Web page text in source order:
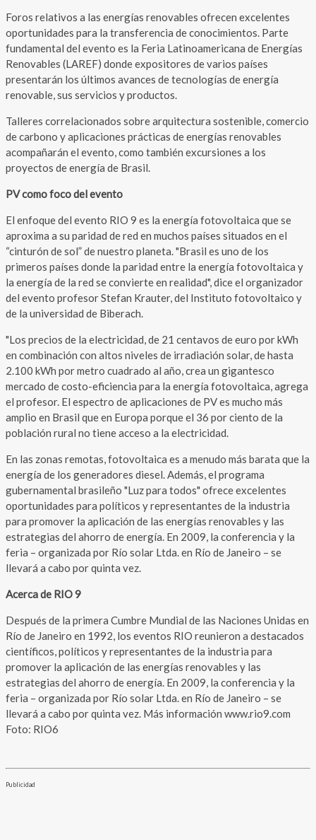
Foros relativos a las energías renovables ofrecen excelentes
oportunidades para la transferencia de conocimientos. Parte
fundamental del evento es la Feria Latinoamericana de Energías
Renovables (LAREF) donde expositores de varios países
presentarán los últimos avances de tecnologías de energía
renovable, sus servicios y productos.
Talleres correlacionados sobre arquitectura sostenible, comercio
de carbono y aplicaciones prácticas de energías renovables
acompañarán el evento, como también excursiones a los
proyectos de energía de Brasil.
PV como foco del evento
El enfoque del evento RIO 9 es la energía fotovoltaica que se
aproxima a su paridad de red en muchos países situados en el
“cinturón de sol” de nuestro planeta. "Brasil es uno de los
primeros países donde la paridad entre la energía fotovoltaica y
la energía de la red se convierte en realidad", dice el organizador
del evento profesor Stefan Krauter, del Instituto fotovoltaico y
de la universidad de Biberach.
"Los precios de la electricidad, de 21 centavos de euro por kWh
en combinación con altos niveles de irradiación solar, de hasta
2.100 kWh por metro cuadrado al año, crea un gigantesco
mercado de costo-eficiencia para la energía fotovoltaica, agrega
el profesor. El espectro de aplicaciones de PV es mucho más
amplio en Brasil que en Europa porque el 36 por ciento de la
población rural no tiene acceso a la electricidad.
En las zonas remotas, fotovoltaica es a menudo más barata que la
energía de los generadores diesel. Además, el programa
gubernamental brasileño "Luz para todos" ofrece excelentes
oportunidades para políticos y representantes de la industria
para promover la aplicación de las energías renovables y las
estrategias del ahorro de energía. En 2009, la conferencia y la
feria – organizada por Río solar Ltda. en Río de Janeiro – se
llevará a cabo por quinta vez.
Acerca de RIO 9
Después de la primera Cumbre Mundial de las Naciones Unidas en
Río de Janeiro en 1992, los eventos RIO reunieron a destacados
científicos, políticos y representantes de la industria para
promover la aplicación de las energías renovables y las
estrategias del ahorro de energía. En 2009, la conferencia y la
feria – organizada por Río solar Ltda. en Río de Janeiro – se
llevará a cabo por quinta vez. Más información www.rio9.com
Foto: RIO6
Publicidad